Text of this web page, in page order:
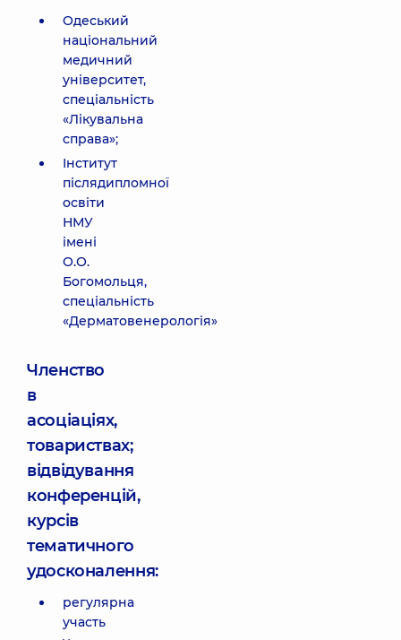
Одеський
національний
медичний
університет,
спеціальність
«Лікувальна
справа»;
Інститут
післядипломної
освіти
НМУ
імені
О.О.
Богомольця,
спеціальність
«Дерматовенерологія»
Членство
в
асоціаціях,
товариствах;
відвідування
конференцій,
курсів
тематичного
удосконалення:
регулярна
участь